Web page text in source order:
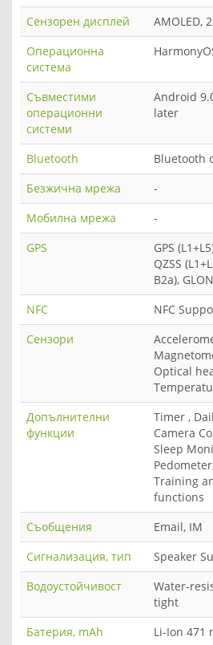
Сензорен дисплей
AMOLED,
Операционна
система
Съвместими
операционни
системи
Android
later
Bluetooth
Bluetooth
Безжична мрежа
-
Мобилна мрежа
-
GPS
GPS
QZSS
B2a),
NFC
NFC
Сензори
Optical
Допълнителни
функции
Timer ,
Camera
Sleep
Training
functions
Съобщения
Email, IM
Сигнализация, тип
Speaker
Водоустойчивост
Water-
tight
Батерия, mAh
Li-Ion 471